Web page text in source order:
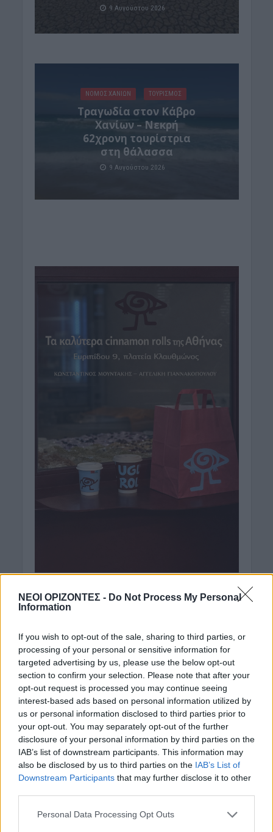
ΝΕΟΙ ΟΡΙΖΟΝΤΕΣ - Do Not Process My Personal
Information
If you wish to opt-out of the sale, sharing to third parties, or
processing of your personal or sensitive information for
targeted advertising by us, please use the below opt-out
section to confirm your selection. Please note that after your
opt-out request is processed you may continue seeing
interest-based ads based on personal information utilized by
us or personal information disclosed to third parties prior to
your opt-out. You may separately opt-out of the further
disclosure of your personal information by third parties on the
IAB’s list of downstream participants. This information may
also be disclosed by us to third parties on the IAB’s List of
Downstream Participants that may further disclose it to other
Personal Data Processing Opt Outs
9 Αυγούστου 2026
ΝΟΜΌΣ ΧΑΝΊΩΝ ΤΟΥΡΙΣΜΟΣ
Τραγωδία στον Κάβρο
Χανίων – Νεκρή
62χρονη τουρίστρια
στη θάλασσα
9 Αυγούστου 2026